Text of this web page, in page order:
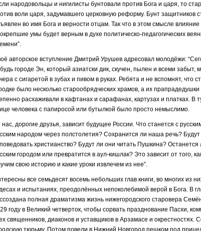
народовольцы и нигилисты бунтовали против Бога и царя, то
воли царя, задумавшего церковную реформу. Бунт защитников
во имя Бога и верности отцам. Так что в этом смысле влияние
умы будет верным в духе политическо-педагогических
авторское вступление Дмитрий Урушев адресовал молодёжи:
городе Эн, который азиатски дик, скучен, пылен и всеми забыт,
с сигаретой в зубах и пивом в руках. Ребята и не вспомнят, что
было несколько старообрядческих храмов, а их
расхаживали в кафтанах и сарафанах, картузах и платках. В
человека с папиросой или бутылкой было просто немыслимо.
нас, дорогие друзья, зависит будущее России. Что станется с
народом через полстолетия? Сохранится ли наша речь?
христианство? Будут ли они читать Пушкина?
городом или превратится в аул-кишлак? Это зависит от того,
свою историю и какие уроки извлечем из нее”.
все семьдесят восемь небольших глав книги, во многих из
и испытаниях, преодолённых непоколебимой верой в Бога. В
полная драматизма жизнь нижегородского старовера
году в Великий четверток, чтобы сорвать празднование Пасхи,
священников, диаконов и уставщиков в Арзамасе и окрестностях.
тюрьму. Потом повели в Нижний Новгород пешком под